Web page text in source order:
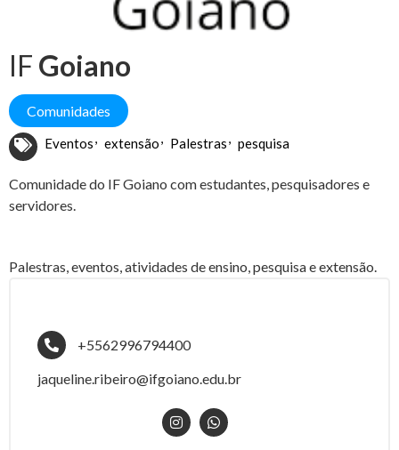
IF Goiano
Comunidades
Eventos extensão Palestras pesquisa
Comunidade do IF Goiano com estudantes, pesquisadores e
servidores.
Palestras, eventos, atividades de ensino, pesquisa e extensão.
+5562996794400
jaqueline.ribeiro@ifgoiano.edu.br